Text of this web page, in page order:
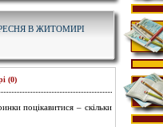
В ЖИТОМИРІ
(0)
поцікавитися – скільки